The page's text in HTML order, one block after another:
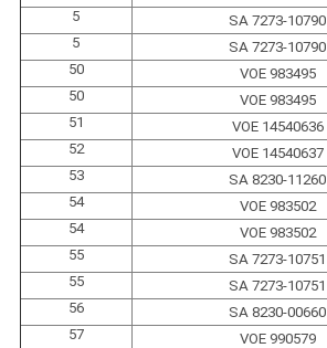
5
SA 7273-10790
5
SA 7273-10790
50
VOE 983495
50
VOE 983495
51
VOE 14540636
52
VOE 14540637
53
SA 8230-11260
54
VOE 983502
54
VOE 983502
55
SA 7273-10751
55
SA 7273-10751
56
SA 8230-00660
57
VOE 990579